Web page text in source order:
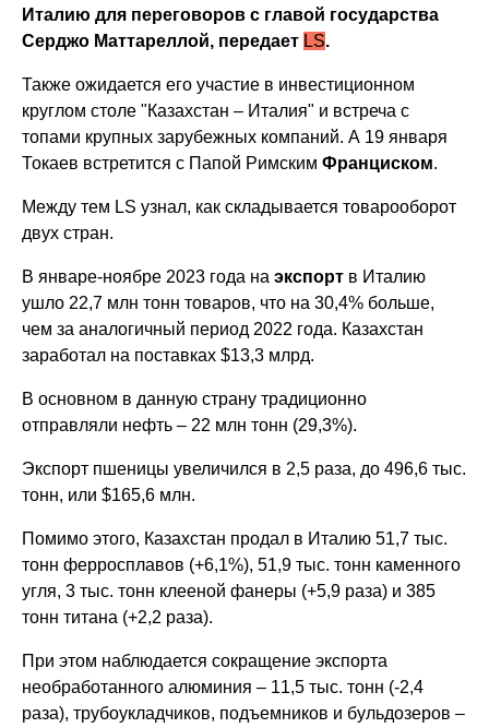
Италию для переговоров с главой государства
Серджо Маттареллой, передает LS.
Также ожидается его участие в инвестиционном
круглом столе "Казахстан – Италия" и встреча с
топами крупных зарубежных компаний. А 19 января
Токаев встретится с Папой РимскимФранциском.
Между тем LS узнал, как складывается товарооборот
двух стран.
В январе-ноябре 2023 года наэкспорт в Италию
ушло 22,7 млн тонн товаров, что на 30,4% больше,
чем за аналогичный период 2022 года. Казахстан
заработал на поставках $13,3 млрд.
В основном в данную страну традиционно
отправляли нефть – 22 млн тонн (29,3%).
Экспорт пшеницы увеличился в 2,5 раза, до 496,6 тыс.
тонн, или $165,6 млн.
Помимо этого, Казахстан продал в Италию 51,7 тыс.
тонн ферросплавов (+6,1%), 51,9 тыс. тонн каменного
угля, 3 тыс. тонн клееной фанеры (+5,9 раза) и 385
тонн титана (+2,2 раза).
При этом наблюдается сокращение экспорта
необработанного алюминия – 11,5 тыс. тонн (-2,4
раза), трубоукладчиков, подъемников и бульдозеров –